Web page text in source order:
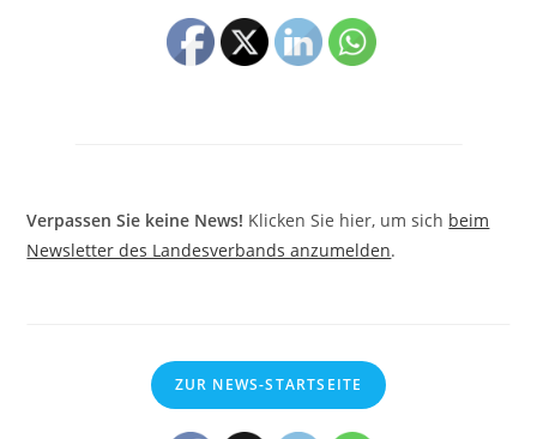
Verpassen Sie keine News! Klicken Sie hier, um sich beim
Newsletter des Landesverbands anzumelden.
ZUR NEWS-STARTSEITE